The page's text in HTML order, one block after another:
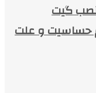
نصب گیت
حساسیت و علت